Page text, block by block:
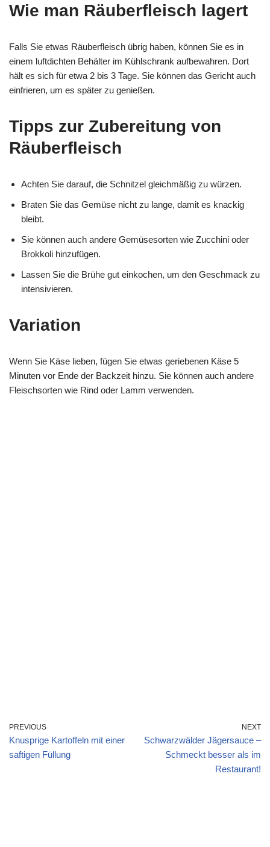
Wie man Räuberfleisch lagert
Falls Sie etwas Räuberfleisch übrig haben, können Sie es in
einem luftdichten Behälter im Kühlschrank aufbewahren. Dort
hält es sich für etwa 2 bis 3 Tage. Sie können das Gericht auch
einfrieren, um es später zu genießen.
Tipps zur Zubereitung von
Räuberfleisch
Achten Sie darauf, die Schnitzel gleichmäßig zu würzen.
Braten Sie das Gemüse nicht zu lange, damit es knackig
bleibt.
Sie können auch andere Gemüsesorten wie Zucchini oder
Brokkoli hinzufügen.
Lassen Sie die Brühe gut einkochen, um den Geschmack zu
intensivieren.
Variation
Wenn Sie Käse lieben, fügen Sie etwas geriebenen Käse 5
Minuten vor Ende der Backzeit hinzu. Sie können auch andere
Fleischsorten wie Rind oder Lamm verwenden.
PREVIOUS
Knusprige Kartoffeln mit einer
saftigen Füllung
NEXT
Schwarzwälder Jägersauce –
Schmeckt besser als im
Restaurant!